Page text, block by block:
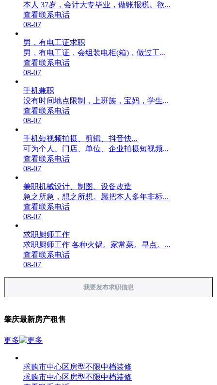
本人 37岁，会计大专毕业，做账报税。欲...
查看联系电话
08-07
男，有电工证求职
男，有电工证，会组装电柜(箱)，做过工...
查看联系电话
08-07
手机兼职
没有时间地点限制，上班族，宝妈，学生...
查看联系电话
08-07
手机短视频拍摄、剪辑、抖音快...
可为个人、门店、单位、企业拍摄短视频...
查看联系电话
08-07
兼职机械设计、制图、设备改造
急之所急，想之所想。愿把本人多年非标...
查看联系电话
08-07
求职厨师工作
求职厨师工作 各种火锅。家常菜。早点。...
查看联系电话
08-07
我要发布求职信息
肇庆最新房产租售
更多
求购市中心区房型不限中档装修
求购市中心区房型不限中档装修